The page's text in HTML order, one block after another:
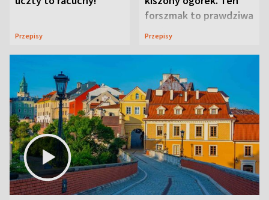
Przepisy
forszmak to prawdziwa
uczta
Przepisy